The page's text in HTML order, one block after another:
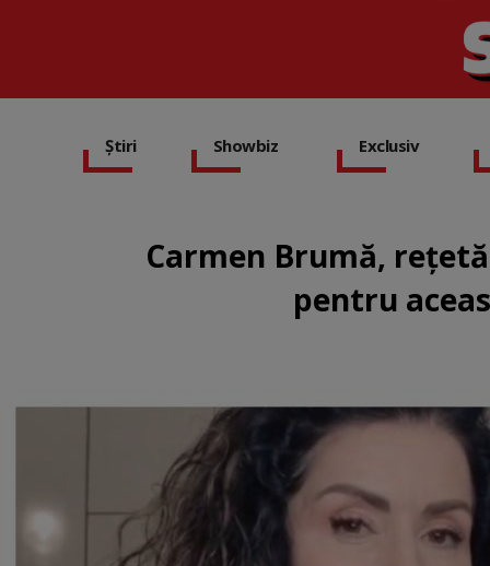
Știri Showbiz Exclusiv
Carmen Brumă,
pentru